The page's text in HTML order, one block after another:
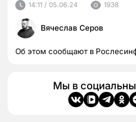
14:11 / 05.06.24 1938
Вячеслав Серов
Об этом сообщают в
Мы в